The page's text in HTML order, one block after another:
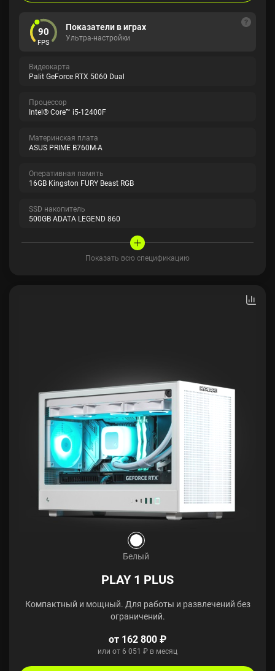
90
FPS
Показатели в играх
Ультра-настройки
Видеокарта
Palit GeForce RTX 5060 Dual
Процессор
Intel® Core™ i5-12400F
Материнская плата
ASUS PRIME B760M-A
Оперативная память
16GB Kingston FURY Beast RGB
SSD накопитель
500GB ADATA LEGEND 860
Показать всю спецификацию
Белый
PLAY 1 PLUS
Компактный и мощный. Для работы и развлечений без
ограничений.
от 162 800 ₽
или от 6 051 ₽ в месяц